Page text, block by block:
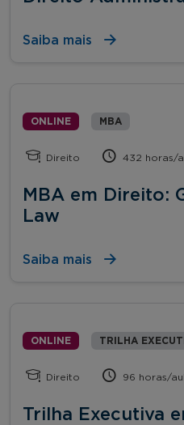
Saiba mais
ONLINE MBA
Direito 432 horas/
MBA em Direito:
Law
Saiba mais
ONLINE TRILHA
Direito 96 horas/
Trilha Executiva